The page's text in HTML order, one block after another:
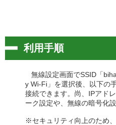
利用手順
無線設定画面でSSID「
y Wi-Fi」を選択後、以下の
接続できます。尚、IPアド
ーク設定や、無線の暗号化
※セキュリティ向上のため